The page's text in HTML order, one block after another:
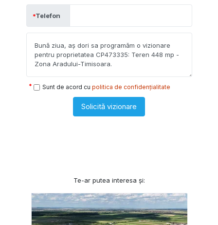
Telefon
Sunt de acord cu politica de confidențialitate
Solicită vizionare
Te-ar putea interesa și: